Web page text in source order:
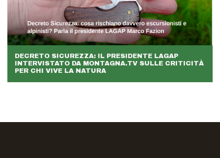
DECRETO SICUREZZA: IL PRESIDENTE LAGAP
INTERVISTATO DA MONTAGNA.TV SULLE CRITICITÀ
PER CHI VIVE LA NATURA